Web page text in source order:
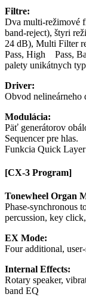
Filtre:
Dva multi-režimové
band-reject), štyri
24 dB), Multi Filter
Pass, High Pass,
palety unikátnych
Driver:
Obvod nelineárneho
Modulácia:
Päť generátorov
Sequencer pre hlas.
Funkcia Quick
[CX-3 Program]
Tonewheel Organ
Phase-synchronous
percussion, key
EX Mode:
Four additional,
Internal Effects:
Rotary speaker,
band EQ